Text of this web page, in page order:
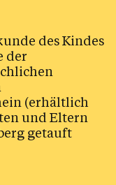
des Kindes
der
(erhältlich
und Eltern
getauft